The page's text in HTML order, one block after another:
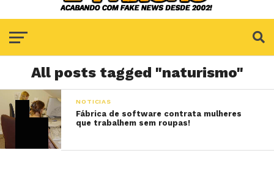
All posts tagged "naturismo"
NOTICIAS
Fábrica de software contrata mulheres
que trabalhem sem roupas!